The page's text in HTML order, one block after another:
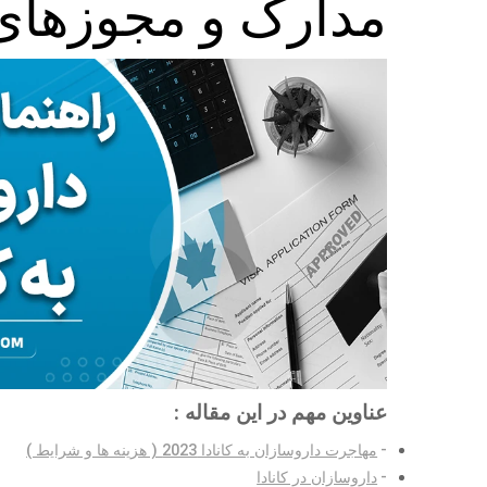
مدارک و
عناوین مهم در این مقاله :
مهاجرت داروسازان به کانادا 2023 ( هزینه ها و شرایط )
داروسازان در کانادا